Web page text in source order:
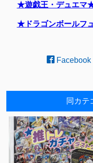
★遊戯王・デュエマ
★ドラゴンボールフ
Facebook
同カテ